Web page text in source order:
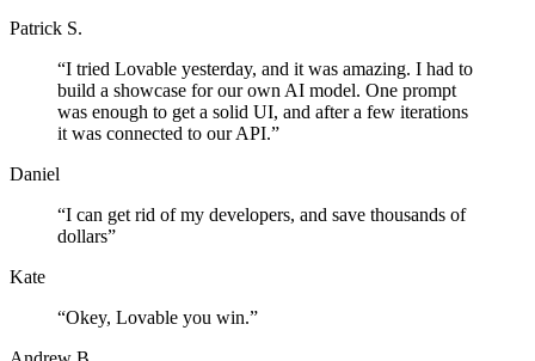
Patrick S.
“I tried Lovable yesterday, and it was amazing. I had to
build a showcase for our own AI model. One prompt
was enough to get a solid UI, and after a few iterations
it was connected to our API.”
Daniel
“I can get rid of my developers, and save thousands of
dollars”
Kate
“Okey, Lovable you win.”